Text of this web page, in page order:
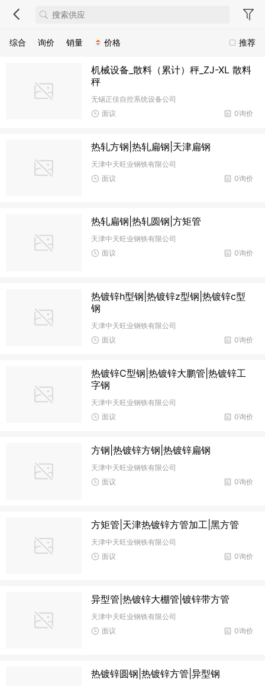
推荐
综合 询价 销量 价格
机械设备_散料（累计）秤_ZJ-XL 散料
秤
无锡正佳自控系统设备公司
0询价
面议
热轧方钢|热轧扁钢|天津扁钢
天津中天旺业钢铁有限公司
0询价
面议
热轧扁钢|热轧圆钢|方矩管
天津中天旺业钢铁有限公司
0询价
面议
热镀锌h型钢|热镀锌z型钢|热镀锌c型
钢
天津中天旺业钢铁有限公司
0询价
面议
热镀锌C型钢|热镀锌大鹏管|热镀锌工
字钢
天津中天旺业钢铁有限公司
0询价
面议
方钢|热镀锌方钢|热镀锌扁钢
天津中天旺业钢铁有限公司
0询价
面议
方矩管|天津热镀锌方管加工|黑方管
天津中天旺业钢铁有限公司
0询价
面议
异型管|热镀锌大棚管|镀锌带方管
天津中天旺业钢铁有限公司
0询价
面议
热镀锌圆钢|热镀锌方管|异型钢